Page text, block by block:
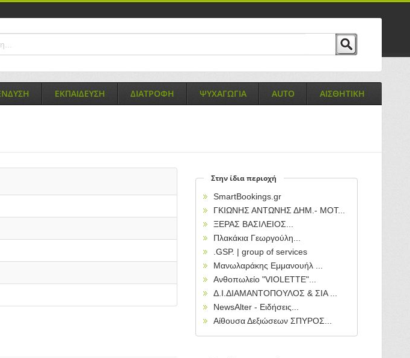
ΕΚΠΑΙΔΕΥΣΗ ΔΙΑΤΡΟΦΗ ΨΥΧΑΓΩΓΙΑ AUTO ΑΙΣΘΗΤΙΚΗ
Στην ίδια περιοχή
SmartBookings.gr
ΓΚΙΩΝΗΣ ΑΝΤΩΝΗΣ ΔΗΜ.- ΜΟΤ...
ΞΕΡΑΣ ΒΑΣΙΛΕΙΟΣ...
Πλακάκια Γεωργούλη...
.GSP. | group of services
Μανωλαράκης Εμμανουήλ ...
Ανθοπωλείο "VIOLETTE"...
Δ.Ι.ΔΙΑΜΑΝΤΟΠΟΥΛΟΣ & ΣΙΑ ...
NewsAlter - Ειδήσεις...
Αίθουσα Δεξιώσεων ΣΠΥΡΟΣ...